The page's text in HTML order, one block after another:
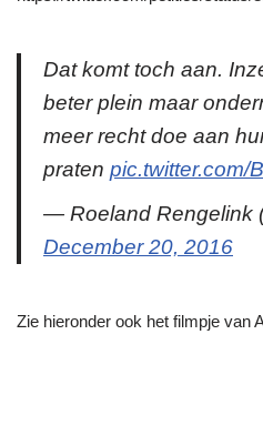
Dat komt toch aan.
beter plein maar
meer recht doe aan
praten pic.twitter.com/
— Roeland Rengelink
December 20, 2016
Zie hieronder ook het filmpje van